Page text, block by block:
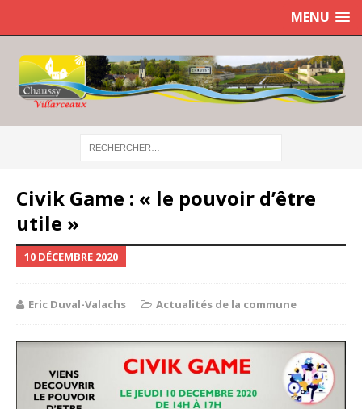
MENU
Civik Game : « le pouvoir d’être
utile »
10 DÉCEMBRE 2020
Eric Duval-Valachs Actualités de la commune